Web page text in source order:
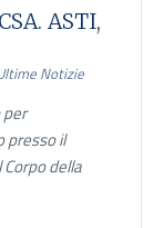
ASTI,
Notizie
per
presso il
Corpo della